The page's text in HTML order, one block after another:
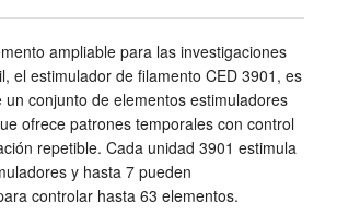
ampliable para las investigaciones
el estimulador de filamento CED 3901, es
un conjunto de elementos estimuladores
ofrece patrones temporales con control
repetible. Cada unidad 3901 estimula
y hasta 7 pueden
controlar hasta 63 elementos.